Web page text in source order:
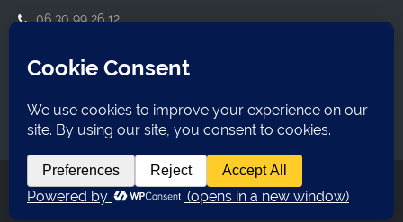
06 30 99 26 12
14210 Herouville-Saint-Clair
Formanglais 2026 Tous droits réservés. Webdesign
Mentions légales Politique de confidentialités